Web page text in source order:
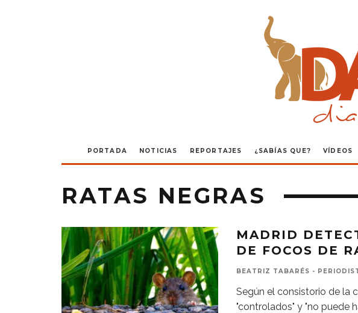
PORTADA NOTICIAS REPORTAJES ¿SABÍAS QUE? VÍDEOS
RATAS NEGRAS
MADRID
DE FOCOS DE
BEATRIZ TABARÉS -
Según el consistorio de la
"controlados" y "no puede